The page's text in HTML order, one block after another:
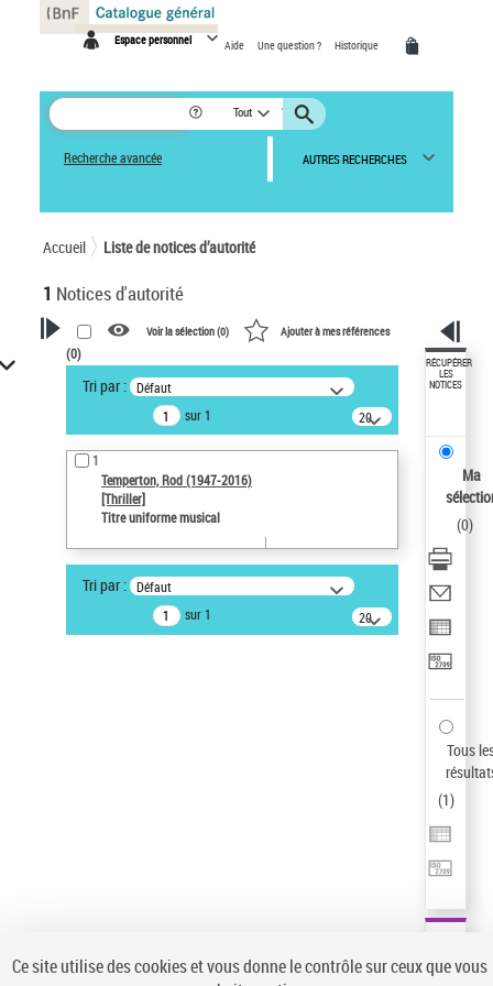
Espace personnel Aide Une question ? Historique
Tout
Recherche avancée AUTRES RECHERCHES
Accueil Liste de notices d’autorité
1 Notices d'autorité
VOTRE RECHERCHE
Recherche avancée dans les
notices d’autorité
Œuvres liées à l'auteur :
Temperton, Rod (1947-2016)
Auteur d’œuvre
Type de notice d'autorité
Voir la sélection (0) Ajouter à mes références
(0)
Tri par : Défaut
sur 1
20
résultats/page
1
Temperton, Rod (1947-2016)
[Thriller]
Titre uniforme musical
Tri par : Défaut
sur 1
20
résultats/page
RÉCUPÉRER
LES
NOTICES
Ma
(0)
Tous
(1)
Panneau de gestion des cookies
Ce site utilise des cookies et vous donne le contrôle sur ceux que vous